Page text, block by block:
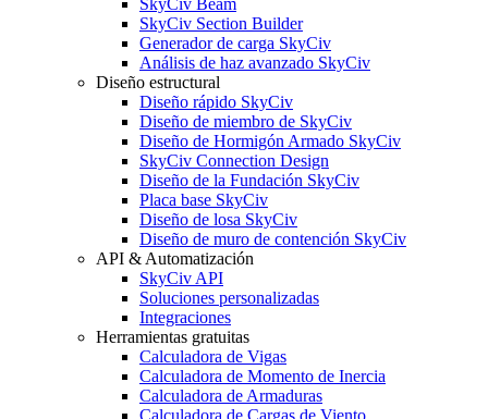
SkyCiv Beam
SkyCiv Section Builder
Generador de carga SkyCiv
Análisis de haz avanzado SkyCiv
Diseño estructural
Diseño rápido SkyCiv
Diseño de miembro de SkyCiv
Diseño de Hormigón Armado SkyCiv
SkyCiv Connection Design
Diseño de la Fundación SkyCiv
Placa base SkyCiv
Diseño de losa SkyCiv
Diseño de muro de contención SkyCiv
API & Automatización
SkyCiv API
Soluciones personalizadas
Integraciones
Herramientas gratuitas
Calculadora de Vigas
Calculadora de Momento de Inercia
Calculadora de Armaduras
Calculadora de Cargas de Viento